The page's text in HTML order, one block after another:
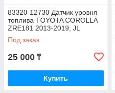
83320-12730 Датчик уровня
топлива TOYOTA COROLLA
ZRE181 2013-2019, JL
Под заказ
25 000 ₸
Купить